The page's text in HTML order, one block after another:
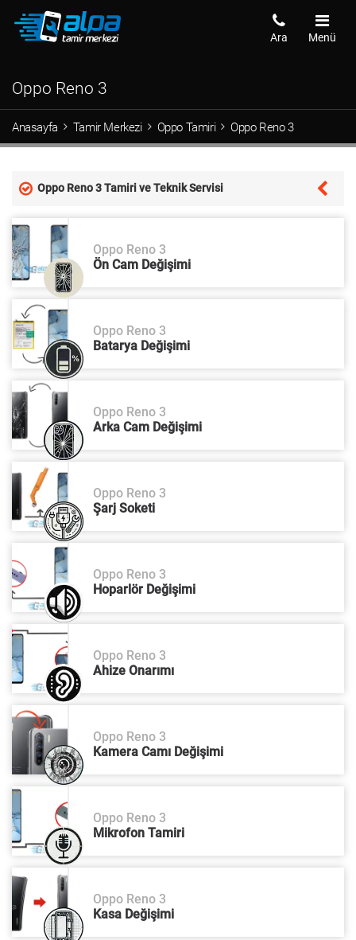
Menü
Ara
Oppo Reno 3
Anasayfa Tamir Merkezi Oppo Tamiri Oppo Reno 3
Oppo Reno 3 Tamiri ve Teknik Servisi
Oppo Reno 3
Ön Cam Değişimi
Oppo Reno 3
Batarya Değişimi
Oppo Reno 3
Arka Cam Değişimi
Oppo Reno 3
Şarj Soketi
Oppo Reno 3
Hoparlör Değişimi
Oppo Reno 3
Ahize Onarımı
Oppo Reno 3
Kamera Camı Değişimi
Oppo Reno 3
Mikrofon Tamiri
Oppo Reno 3
Kasa Değişimi